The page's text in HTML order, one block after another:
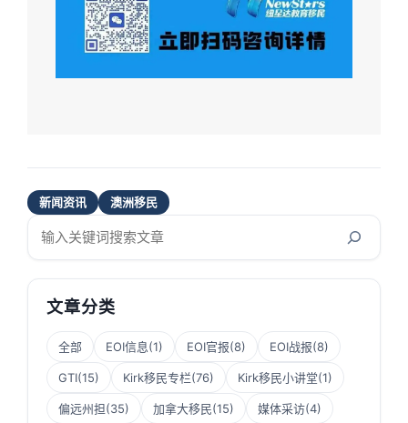
新闻资讯 澳洲移民
搜
文章分类
全部 EOI信息(1) EOI官报(8) EOI战报(8)
GTI(15) Kirk移民专栏(76) Kirk移民小讲堂(1)
偏远州担(35) 加拿大移民(15) 媒体采访(4)